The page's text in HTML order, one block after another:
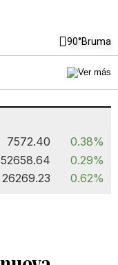
90°Bruma
7572.40
0.38%
52658.64
0.29%
26269.23 0.62%